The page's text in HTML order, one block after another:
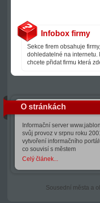
Infobox firmy
Sekce firem obsahuje
dohledatelné na internetu.
chcete přidat firmu která
O stránkách
Informační server
svůj provoz v srpnu roku
vytvoření informačního
co souvisí s městem
Celý článek...
Sousední města a